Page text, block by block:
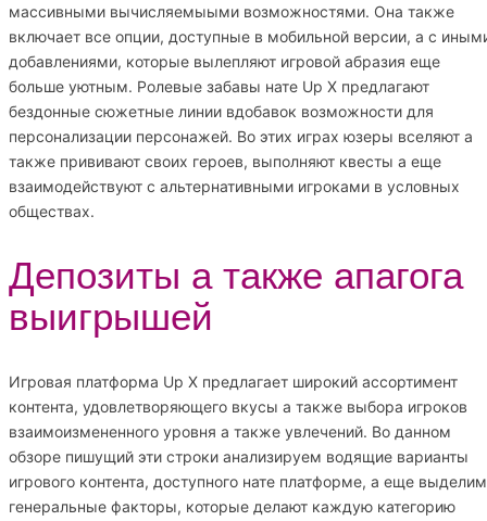
массивными вычисляемыыми возможностями. Она также
включает все опции, доступные в мобильной версии, а с
добавлениями, которые вылепляют игровой абразия еще
больше уютным. Ролевые забавы нате Up X предлагают
бездонные сюжетные линии вдобавок возможности для
персонализации персонажей. Во этих играх юзеры вселяют а
также прививают своих героев, выполняют квесты а еще
взаимодействуют с альтернативными игроками в условных
обществах.
Депозиты а также апагога
выигрышей
Игровая платформа Up X предлагает широкий ассортимент
контента, удовлетворяющего вкусы а также выбора игроков
взаимоизмененного уровня а также увлечений. Во данном
обзоре пишущий эти строки анализируем водящие варианты
игрового контента, доступного нате платформе, а еще выделим
генеральные факторы, которые делают каждую категорию